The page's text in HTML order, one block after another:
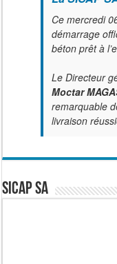
Ce mercredi
démarrage
béton prêt à
Le Directeur
Moctar
remarquable
livraison
SICAP SA